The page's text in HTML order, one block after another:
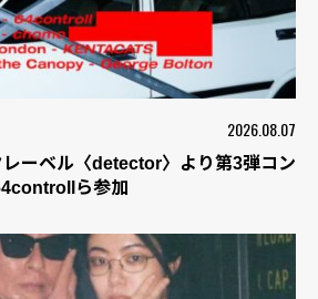
2026.08.07
ーベル〈detector〉より第3弾コン
ら参加